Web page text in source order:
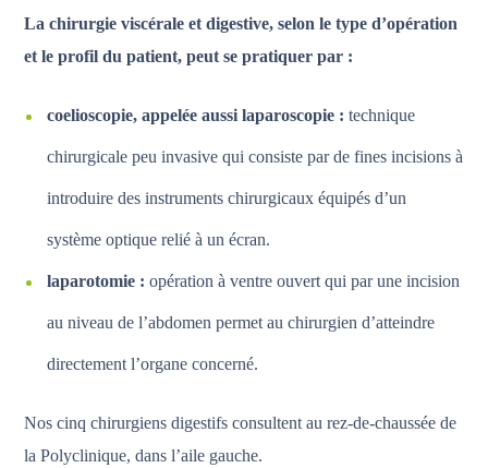
La chirurgie viscérale et digestive, selon le type d’opération
et le profil du patient, peut se pratiquer par :
coelioscopie, appelée aussi laparoscopie : technique
chirurgicale peu invasive qui consiste par de fines incisions à
introduire des instruments chirurgicaux équipés d’un
système optique relié à un écran.
laparotomie : opération à ventre ouvert qui par une incision
au niveau de l’abdomen permet au chirurgien d’atteindre
directement l’organe concerné.
Nos cinq chirurgiens digestifs consultent au rez-de-chaussée de
la Polyclinique, dans l’aile gauche.